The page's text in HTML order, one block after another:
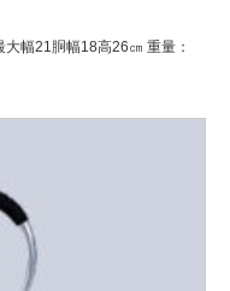
幅21胴幅18高26㎝ 重量：